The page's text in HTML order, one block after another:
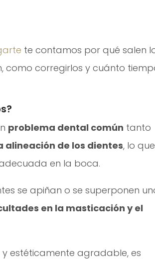
te contamos por qué salen
como corregirlos y cuánto
problema dental común tanto
alineación de los dientes, lo que
en la boca.
se apiñan o se superponen
en la masticación y el
estéticamente agradable, es